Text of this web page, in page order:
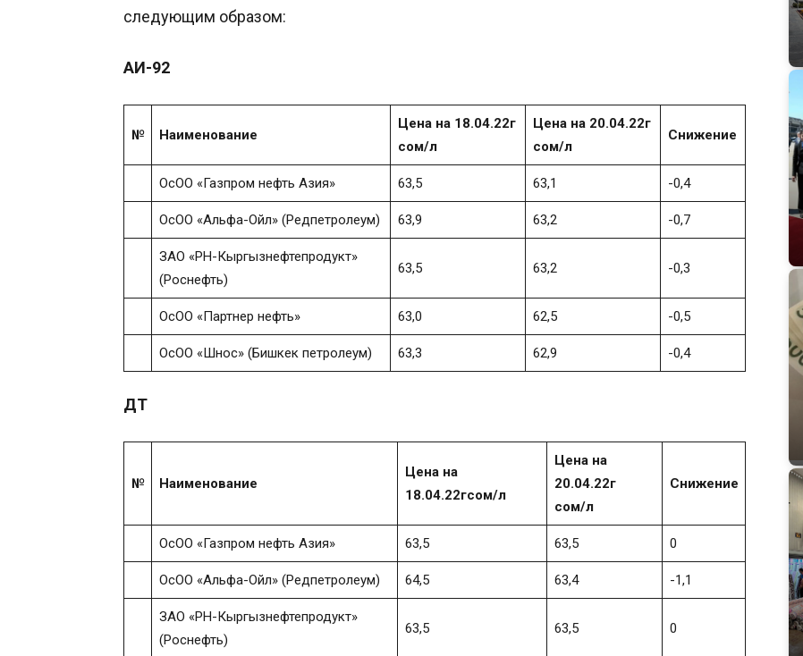
следующим образом:
АИ-92
№ Наименование
Цена на 18.04.22г
сом/л
Цена на 20.04.22г
сом/л
Снижение
ОсОО «Газпром нефть Азия» 63,5 63,1 -0,4
ОсОО «Альфа-Ойл» (Редпетролеум) 63,9 63,2 -0,7
ЗАО «РН-Кыргызнефтепродукт»
(Роснефть)
63,5 63,2 -0,3
ОсОО «Партнер нефть» 63,0 62,5 -0,5
ОсОО «Шнос» (Бишкек петролеум) 63,3 62,9 -0,4
ДТ
№ Наименование
Цена на
18.04.22гсом/л
Цена на
20.04.22г
сом/л
Снижение
ОсОО «Газпром нефть Азия» 63,5 63,5 0
ОсОО «Альфа-Ойл» (Редпетролеум) 64,5 63,4 -1,1
ЗАО «РН-Кыргызнефтепродукт»
(Роснефть)
63,5 63,5 0